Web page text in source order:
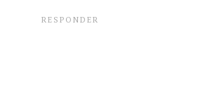
RESPONDER